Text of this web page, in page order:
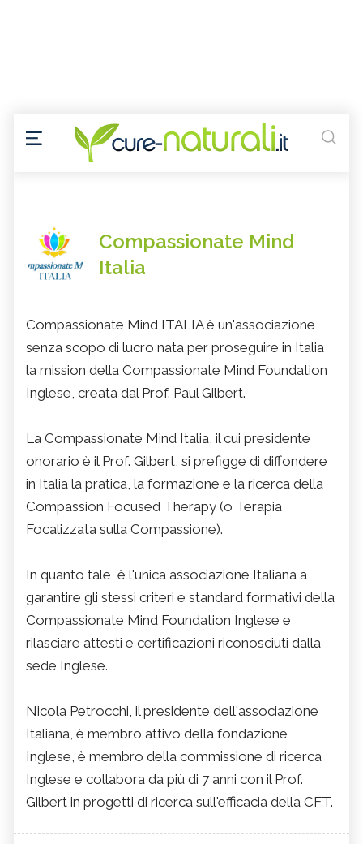
Compassionate Mind
Italia
Compassionate Mind ITALIA è un'associazione
senza scopo di lucro nata per proseguire in Italia
la mission della Compassionate Mind Foundation
Inglese, creata dal Prof. Paul Gilbert.
La Compassionate Mind Italia, il cui presidente
onorario è il Prof. Gilbert, si prefigge di diffondere
in Italia la pratica, la formazione e la ricerca della
Compassion Focused Therapy (o Terapia
Focalizzata sulla Compassione).
In quanto tale, è l'unica associazione Italiana a
garantire gli stessi criteri e standard formativi della
Compassionate Mind Foundation Inglese e
rilasciare attesti e certificazioni riconosciuti dalla
sede Inglese.
Nicola Petrocchi, il presidente dell'associazione
Italiana, è membro attivo della fondazione
Inglese, è membro della commissione di ricerca
Inglese e collabora da più di 7 anni con il Prof.
Gilbert in progetti di ricerca sull'efficacia della CFT.